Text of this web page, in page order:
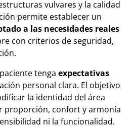
vulvares y la calidad
permite establecer un
a las necesidades reales
con criterios de seguridad,
tenga expectativas
personal clara. El objetivo
la identidad del área
proporción, confort y armonía
ni la funcionalidad.